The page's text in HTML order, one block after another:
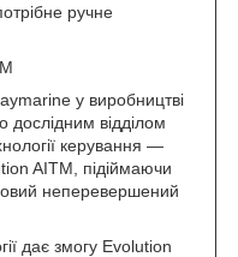
ручне
у виробництві
дослідним відділом
керування —
AITM, підіймаючи
неперевершений
дає змогу Evolution